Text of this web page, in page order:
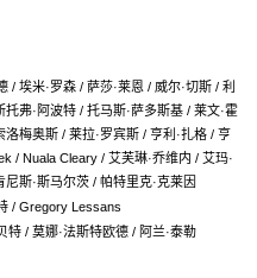
/ 埃米·罗森 / 萨莎·莱恩 / 威尔·切斯 / 利
弗·阿波特 / 托马斯·萨多斯基 / 莱文·霍
洛梅奥斯 / 莱拉·罗宾斯 / 亨利·扎格 / 亨
/ Nuala Cleary / 艾芙琳·乔维内 / 艾玛·
斯·斯马尔茨 / 帕特里克·克莱因
/ Gregory Lessans
特 / 莫娜·法斯特欧德 / 阿兰·泰勒